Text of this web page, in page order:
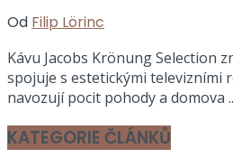
Od Filip Lörinc
Kávu Jacobs Krönung Selection
spojuje s estetickými televizními
navozují pocit pohody a domova
KATEGORIE ČLÁNKŮ